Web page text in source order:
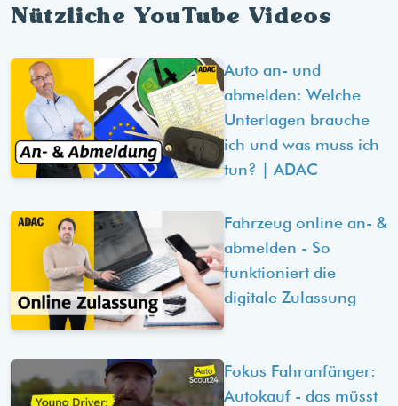
Nützliche YouTube Videos
Auto an- und
abmelden: Welche
Unterlagen brauche
ich und was muss ich
tun? | ADAC
Fahrzeug online an- &
abmelden - So
funktioniert die
digitale Zulassung
Fokus Fahranfänger:
Autokauf - das müsst